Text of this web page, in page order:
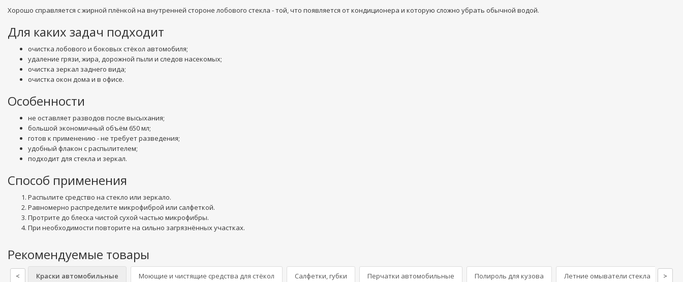
Хорошо справляется с жирной плёнкой на внутренней стороне лобового стекла - той, что появляется от кондиционера и которую сложно убрать обычной водой.
Для каких задач подходит
очистка лобового и боковых стёкол автомобиля;
удаление грязи, жира, дорожной пыли и следов насекомых;
очистка зеркал заднего вида;
очистка окон дома и в офисе.
Особенности
не оставляет разводов после высыхания;
большой экономичный объём 650 мл;
готов к применению - не требует разведения;
удобный флакон с распылителем;
подходит для стекла и зеркал.
Способ применения
Распылите средство на стекло или зеркало.
Равномерно распределите микрофиброй или салфеткой.
Протрите до блеска чистой сухой частью микрофибры.
При необходимости повторите на сильно загрязнённых участках.
Рекомендуемые товары
< Краски автомобильные Моющие и чистящие средства для стёкол Салфетки, губки Перчатки автомобильные Полироль для кузова Летние омыватели стекла >